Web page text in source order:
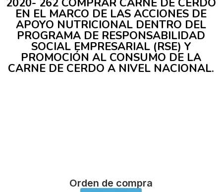
EN EL MARCO DE LAS ACCIONES DE
APOYO NUTRICIONAL DENTRO DEL
PROGRAMA DE RESPONSABILIDAD
SOCIAL EMPRESARIAL (RSE) Y
PROMOCIÓN AL CONSUMO DE LA
CARNE DE CERDO A NIVEL NACIONAL.
Orden de compra